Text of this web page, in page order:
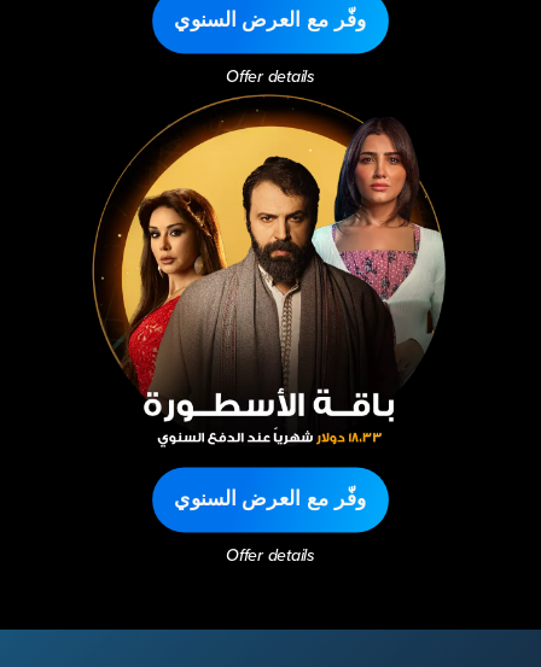
وفّر مع العرض السنوي
Offer details
وفّر مع العرض السنوي
Offer details